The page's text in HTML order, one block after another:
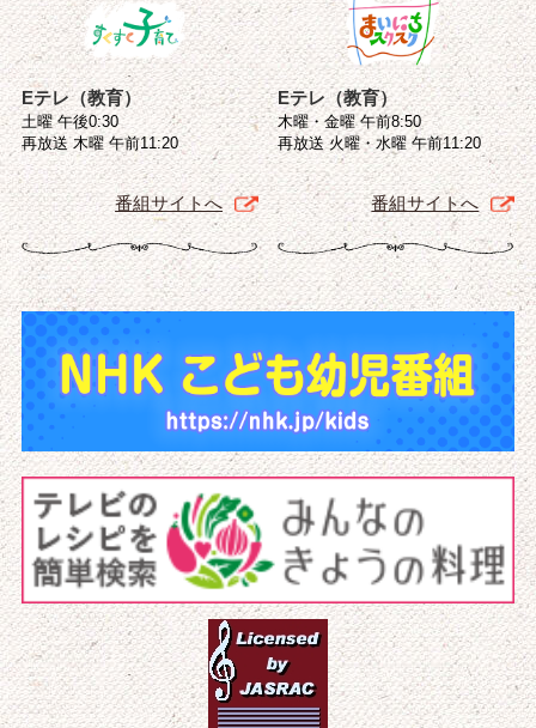
Eテレ（教育）
土曜 午後0:30
再放送 木曜 午前11:20
番組サイトへ
Eテレ（教育）
木曜・金曜 午前8:50
再放送 火曜・水曜 午前11:20
番組サイトへ